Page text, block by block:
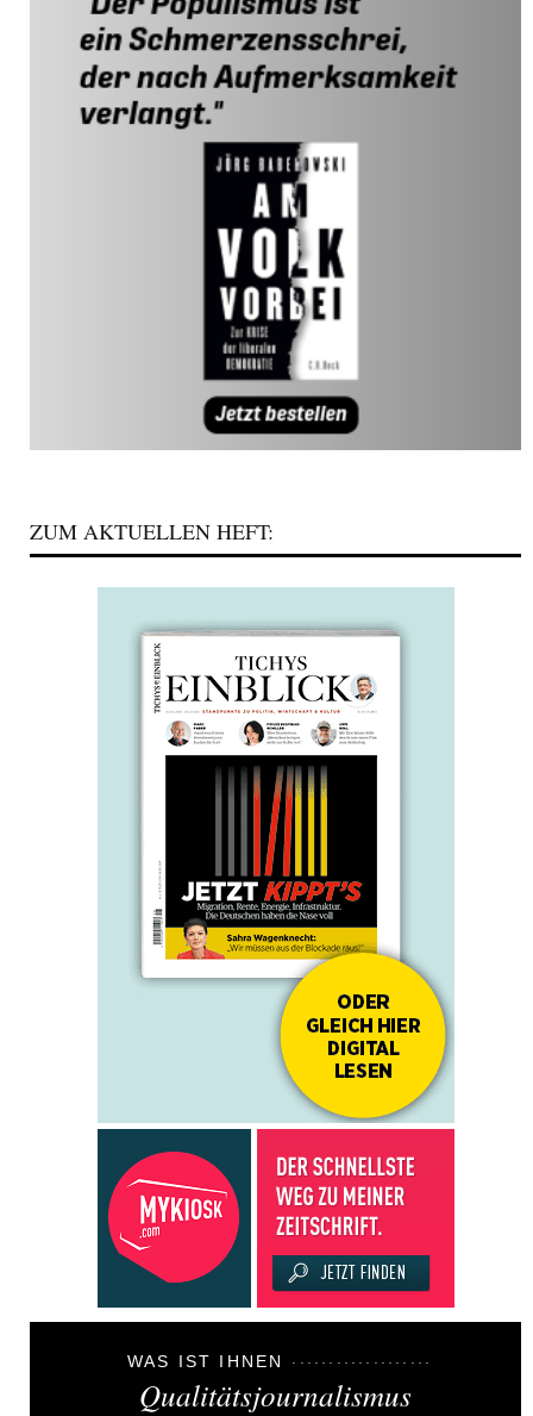
ZUM AKTUELLEN HEFT:
WAS IST IHNEN
Qualitätsjournalismus